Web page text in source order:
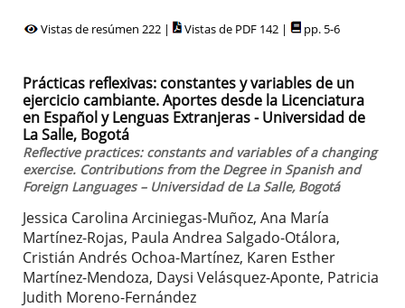
Vistas de resúmen 222 | Vistas de PDF 142 | pp. 5-6
Prácticas reflexivas: constantes y variables de un
ejercicio cambiante. Aportes desde la Licenciatura
en Español y Lenguas Extranjeras - Universidad de
La Salle, Bogotá
Reflective practices: constants and variables of a changing
exercise. Contributions from the Degree in Spanish and
Foreign Languages – Universidad de La Salle, Bogotá
Jessica Carolina Arciniegas-Muñoz, Ana María
Martínez-Rojas, Paula Andrea Salgado-Otálora,
Cristián Andrés Ochoa-Martínez, Karen Esther
Martínez-Mendoza, Daysi Velásquez-Aponte, Patricia
Judith Moreno-Fernández